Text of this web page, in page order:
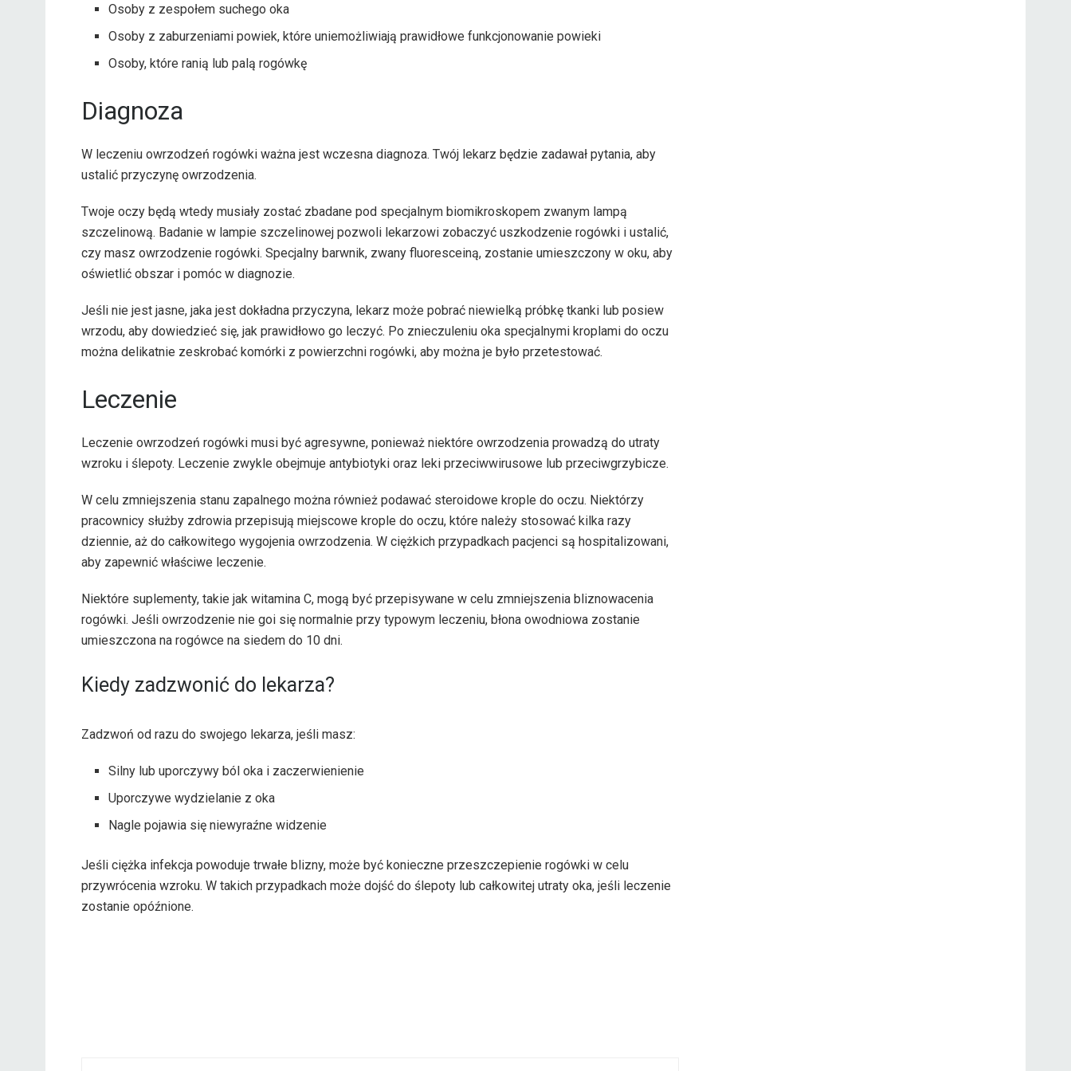
Osoby z zespołem suchego oka
Osoby z zaburzeniami powiek, które uniemożliwiają prawidłowe funkcjonowanie powieki
Osoby, które ranią lub palą rogówkę
Diagnoza
W leczeniu owrzodzeń rogówki ważna jest wczesna diagnoza. Twój lekarz będzie zadawał pytania, aby
ustalić przyczynę owrzodzenia.
Twoje oczy będą wtedy musiały zostać zbadane pod specjalnym biomikroskopem zwanym lampą
szczelinową. Badanie w lampie szczelinowej pozwoli lekarzowi zobaczyć uszkodzenie rogówki i ustalić,
czy masz owrzodzenie rogówki. Specjalny barwnik, zwany fluoresceiną, zostanie umieszczony w oku, aby
oświetlić obszar i pomóc w diagnozie.
Jeśli nie jest jasne, jaka jest dokładna przyczyna, lekarz może pobrać niewielką próbkę tkanki lub posiew
wrzodu, aby dowiedzieć się, jak prawidłowo go leczyć. Po znieczuleniu oka specjalnymi kroplami do oczu
można delikatnie zeskrobać komórki z powierzchni rogówki, aby można je było przetestować.
Leczenie
Leczenie owrzodzeń rogówki musi być agresywne, ponieważ niektóre owrzodzenia prowadzą do utraty
wzroku i ślepoty. Leczenie zwykle obejmuje antybiotyki oraz leki przeciwwirusowe lub przeciwgrzybicze.
W celu zmniejszenia stanu zapalnego można również podawać steroidowe krople do oczu. Niektórzy
pracownicy służby zdrowia przepisują miejscowe krople do oczu, które należy stosować kilka razy
dziennie, aż do całkowitego wygojenia owrzodzenia. W ciężkich przypadkach pacjenci są hospitalizowani,
aby zapewnić właściwe leczenie.
Niektóre suplementy, takie jak witamina C, mogą być przepisywane w celu zmniejszenia bliznowacenia
rogówki. Jeśli owrzodzenie nie goi się normalnie przy typowym leczeniu, błona owodniowa zostanie
umieszczona na rogówce na siedem do 10 dni.
Kiedy zadzwonić do lekarza?
Zadzwoń od razu do swojego lekarza, jeśli masz:
Silny lub uporczywy ból oka i zaczerwienienie
Uporczywe wydzielanie z oka
Nagle pojawia się niewyraźne widzenie
Jeśli ciężka infekcja powoduje trwałe blizny, może być konieczne przeszczepienie rogówki w celu
przywrócenia wzroku. W takich przypadkach może dojść do ślepoty lub całkowitej utraty oka, jeśli leczenie
zostanie opóźnione.